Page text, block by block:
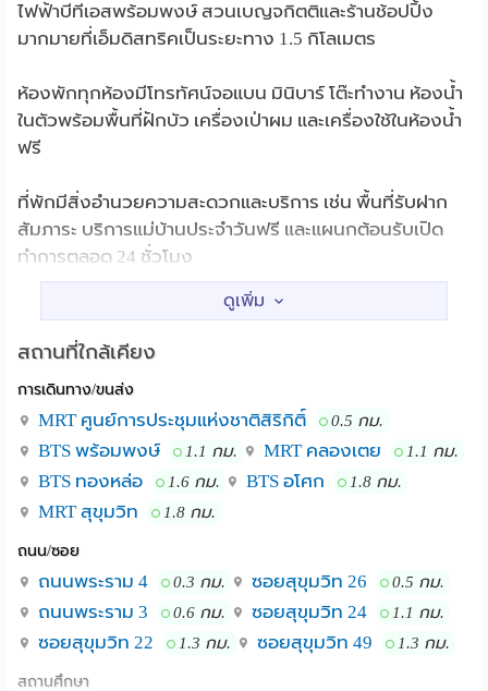
ไฟฟ้าบีทีเอสพร้อมพงษ์ สวนเบญจกิตติและร้านช้อปปิ้ง
มากมายที่เอ็มดิสทริคเป็นระยะทาง 1.5 กิโลเมตร
ห้องพักทุกห้องมีโทรทัศน์จอแบน มินิบาร์ โต๊ะทำงาน ห้องน้ำ
ในตัวพร้อมพื้นที่ฝักบัว เครื่องเป่าผม และเครื่องใช้ในห้องน้ำ
ฟรี
ที่พักมีสิ่งอำนวยความสะดวกและบริการ เช่น พื้นที่รับฝาก
สัมภาระ บริการแม่บ้านประจำวันฟรี และแผนกต้อนรับเปิด
ทำการตลอด 24 ชั่วโมง
ย่านที่พักเต็มไปด้วยร้านค้าและร้านสะดวกซื้อมากมาย ที่พัก
ตั้งอยู่ห่างจากร้านอาหารนานาชาติและอาหารไทยหลายแห่ง
โดยใช้เวลาเดินสั้น ๆ ห่างจากศูนย์ประชุมแห่งชาติสิริกิติ์โดย
ใช้เวลาเดิน 15 นาที และห่างจากสนามบินนานาชาติ
สุวรรณภูมิเป็นระยะทาง 33 กิโลเมตร
คลองเตยเป็นจุดหมายยอดเยี่ยมสำหรับผู้เดินทางที่สนใจ
ท่องราตรี ช้อปปิ้งเสื้อผ้า และช้อปปิ้ง
สถานที่ใกล้เคียง :
สถานที่ใกล้เคียง
การเดินทาง/ขนส่ง
MRT ศูนย์การประชุมแห่งชาติสิริกิติ์ 0.5 กม.
BTS พร้อมพงษ์ 1.1 กม. MRT คลองเตย 1.1 กม.
BTS ทองหล่อ 1.6 กม. BTS อโศก 1.8 กม.
MRT สุขุมวิท 1.8 กม.
ถนน/ซอย
ถนนพระราม 4 0.3 กม. ซอยสุขุมวิท 26 0.5 กม.
ถนนพระราม 3 0.6 กม. ซอยสุขุมวิท 24 1.1 กม.
ซอยสุขุมวิท 22 1.3 กม. ซอยสุขุมวิท 49 1.3 กม.
สถานศึกษา